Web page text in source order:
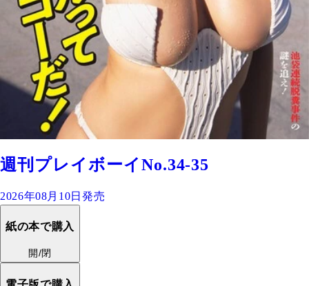
週刊プレイボーイNo.34-35
2026年08月10日発売
紙の本で購入
開/閉